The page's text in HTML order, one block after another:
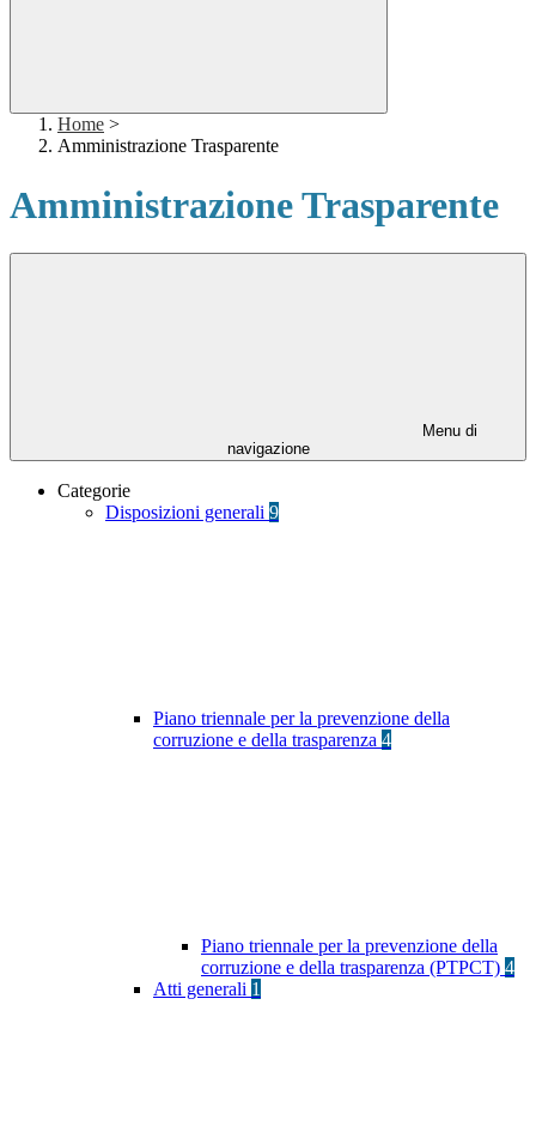
Home >
Amministrazione Trasparente
Amministrazione Trasparente
Menu di
navigazione
Categorie
Disposizioni generali 9
Piano triennale per la prevenzione della
corruzione e della trasparenza 4
Piano triennale per la prevenzione della
corruzione e della trasparenza (PTPCT) 4
Atti generali 1